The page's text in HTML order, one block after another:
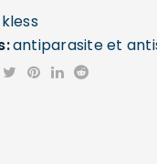
antiparasite et